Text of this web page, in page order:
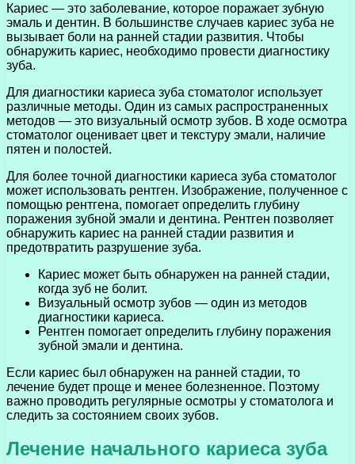
Кариес — это заболевание, которое поражает зубную
эмаль и дентин. В большинстве случаев кариес зуба не
вызывает боли на ранней стадии развития. Чтобы
обнаружить кариес, необходимо провести диагностику
зуба.
Для диагностики кариеса зуба стоматолог использует
различные методы. Один из самых распространенных
методов — это визуальный осмотр зубов. В ходе осмотра
стоматолог оценивает цвет и текстуру эмали, наличие
пятен и полостей.
Для более точной диагностики кариеса зуба стоматолог
может использовать рентген. Изображение, полученное с
помощью рентгена, помогает определить глубину
поражения зубной эмали и дентина. Рентген позволяет
обнаружить кариес на ранней стадии развития и
предотвратить разрушение зуба.
Кариес может быть обнаружен на ранней стадии,
когда зуб не болит.
Визуальный осмотр зубов — один из методов
диагностики кариеса.
Рентген помогает определить глубину поражения
зубной эмали и дентина.
Если кариес был обнаружен на ранней стадии, то
лечение будет проще и менее болезненное. Поэтому
важно проводить регулярные осмотры у стоматолога и
следить за состоянием своих зубов.
Лечение начального кариеса зуба